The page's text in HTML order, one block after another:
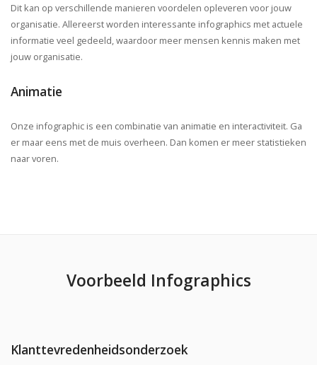
Dit kan op verschillende manieren voordelen opleveren voor jouw
organisatie. Allereerst worden interessante infographics met actuele
informatie veel gedeeld, waardoor meer mensen kennis maken met
jouw organisatie.
Animatie
Onze infographic is een combinatie van animatie en interactiviteit. Ga
er maar eens met de muis overheen. Dan komen er meer statistieken
naar voren.
Voorbeeld Infographics
Klanttevredenheidsonderzoek